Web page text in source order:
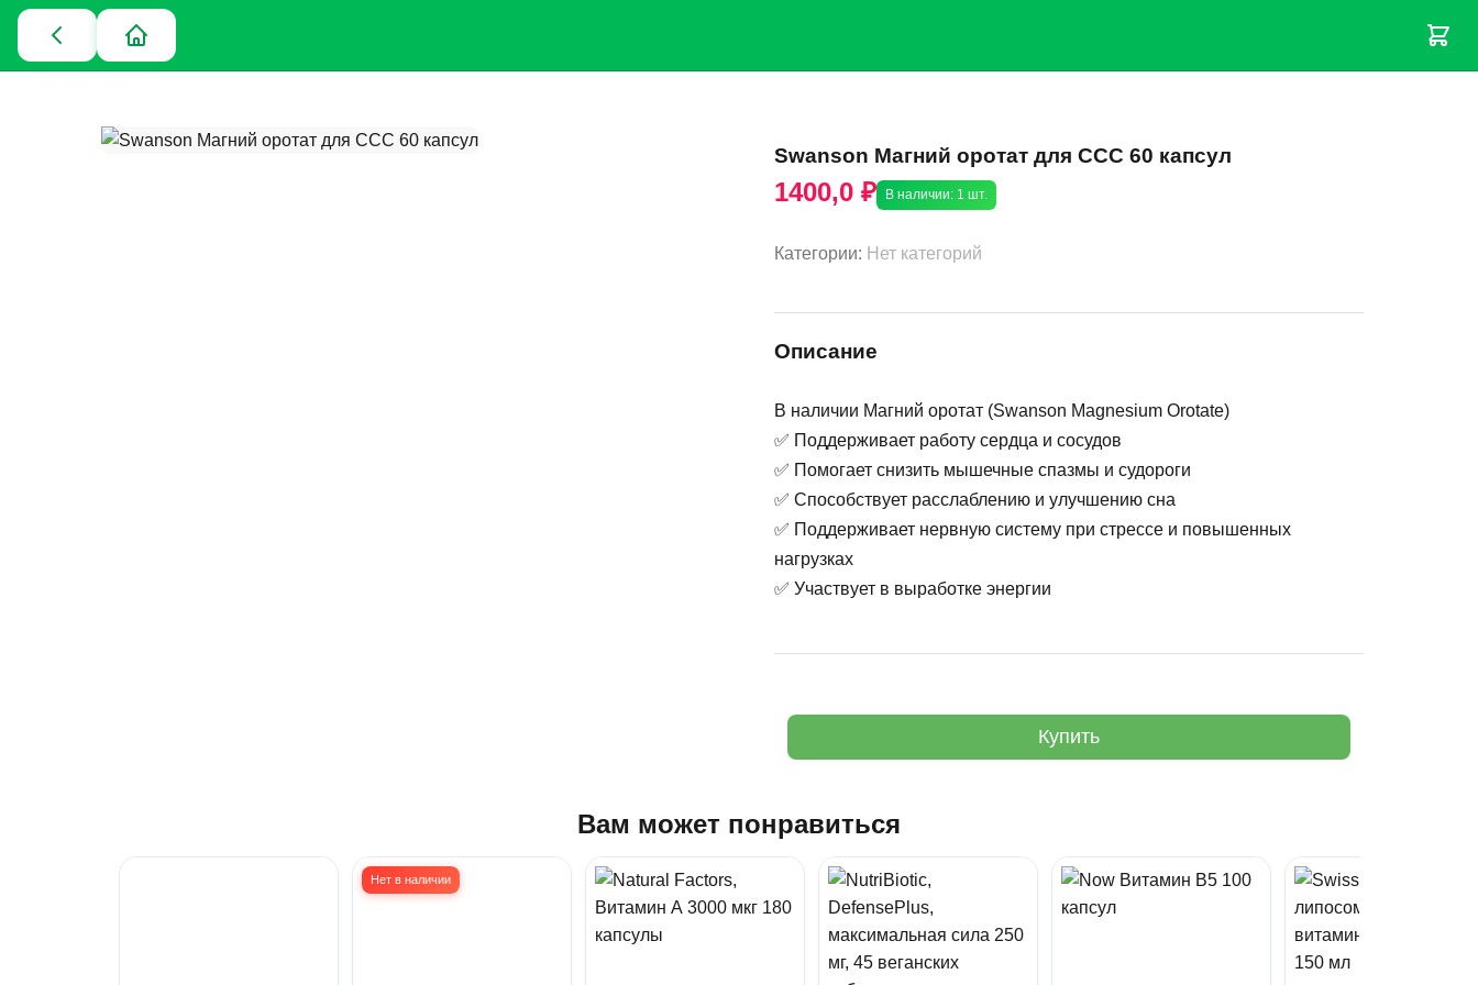
Swanson Магний оротат для ССС 60 капсул
1400,0 ₽ В наличии: 1 шт.
Категории: Нет категорий
Описание
В наличии Магний оротат (Swanson Magnesium Orotate)
✅ Поддерживает работу сердца и сосудов
✅ Помогает снизить мышечные спазмы и судороги
✅ Способствует расслаблению и улучшению сна
✅ Поддерживает нервную систему при стрессе и повышенных
нагрузках
✅ Участвует в выработке энергии
Купить
Вам может понравиться
Нет в наличии